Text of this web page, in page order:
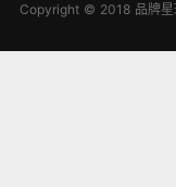
Copyright © 2018 品牌星